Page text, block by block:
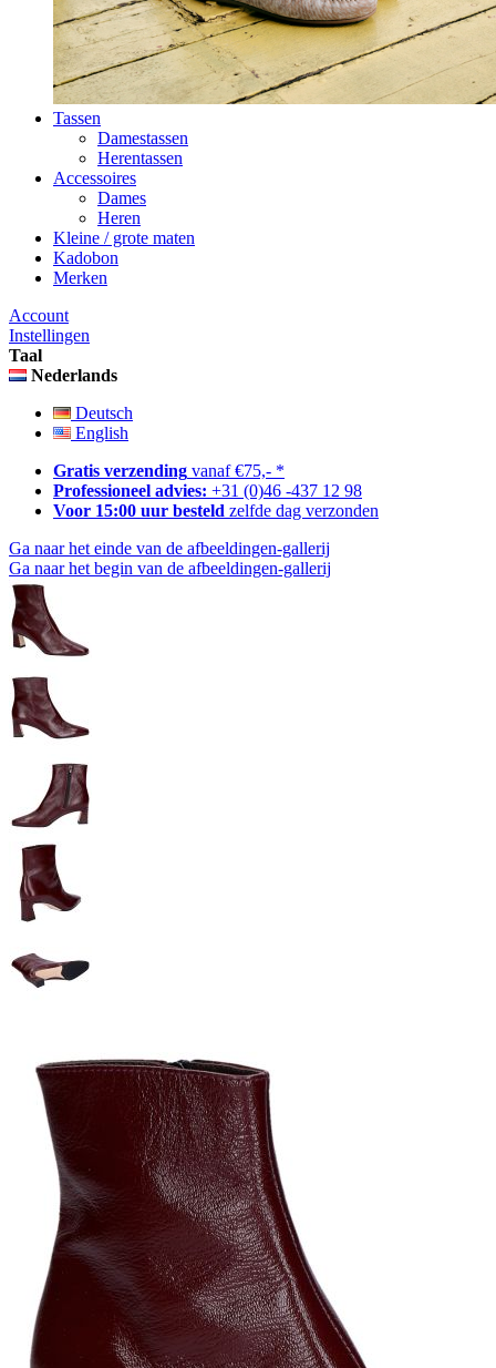
Tassen
Damestassen
Herentassen
Accessoires
Dames
Heren
Kleine / grote maten
Kadobon
Merken
Account
Instellingen
Taal
Nederlands
Deutsch
English
Gratis verzending vanaf €75,- *
Professioneel advies: +31 (0)46 -437 12 98
Voor 15:00 uur besteld zelfde dag verzonden
Ga naar het einde van de afbeeldingen-gallerij
Ga naar het begin van de afbeeldingen-gallerij